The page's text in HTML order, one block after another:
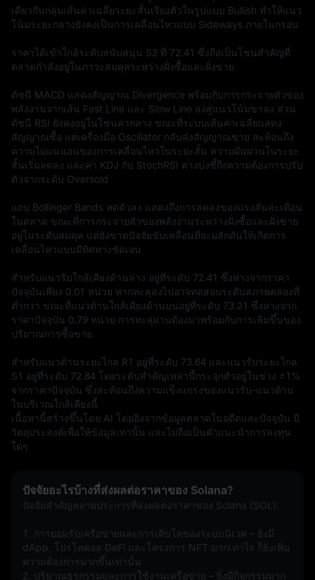
เดียวกันกลุ่มเส้นค่าเฉลี่ยระยะสั้นเรียงตัวในรูปแบบ Bullish ทำให้แนว
โน้มระยะกลางยังคงเป็นการเคลื่อนไหวแบบ Sideways ภายในกรอบ
ราคาได้เข้าใกล้ระดับสนับสนุน S2 ที่ 72.41 ซึ่งถือเป็นโซนสำคัญที่
ตลาดกำลังอยู่ในภาวะสมดุลระหว่างฝั่งซื้อและฝั่งขาย
ดัชนี MACD แสดงสัญญาณ Divergence พร้อมกับการกระจายตัวของ
พลังงานจากเส้น Fast Line และ Slow Line ลงสู่แนวโน้มขาลง ส่วน
ดัชนี RSI ยังคงอยู่ในโซนค่ากลาง ขณะที่ระบบเส้นค่าเฉลี่ยแสดง
สัญญาณซื้อ แต่เครื่องมือ Oscillator กลับส่งสัญญาณขาย สะท้อนถึง
ความไม่แน่นอนของการเคลื่อนไหวในระยะสั้น ความผันผวนในระยะ
สั้นเริ่มลดลง และค่า KDJ กับ StochRSI ต่างบ่งชี้ถึงความต้องการปรับ
ตัวจากระดับ Oversold
แถบ Bollinger Bands หดตัวลง แสดงถึงการลดลงของแรงสั่นสะเทือน
ในตลาด ขณะที่การกระจายตัวของพลังงานระหว่างฝั่งซื้อและฝั่งขาย
อยู่ในระดับสมดุล แต่ยังขาดปัจจัยขับเคลื่อนที่จะผลักดันให้เกิดการ
เคลื่อนไหวแบบมีทิศทางชัดเจน
สำหรับแนวรับใกล้เคียงด้านล่าง อยู่ที่ระดับ 72.41 ซึ่งห่างจากราคา
ปัจจุบันเพียง 0.01 หน่วย หากทะลุลงไปอาจทดสอบระดับสภาพคล่องที่
ต่ำกว่า ขณะที่แนวต้านใกล้เคียงด้านบนอยู่ที่ระดับ 73.21 ซึ่งห่างจาก
ราคาปัจจุบัน 0.79 หน่วย การทะลุผ่านต้องมาพร้อมกับการเพิ่มขึ้นของ
ปริมาณการซื้อขาย
สำหรับแนวต้านระยะไกล R1 อยู่ที่ระดับ 73.64 และแนวรับระยะไกล
S1 อยู่ที่ระดับ 72.84 โดยระดับสำคัญเหล่านี้กระจุกตัวอยู่ในช่วง ±1%
จากราคาปัจจุบัน ซึ่งสะท้อนถึงความแข็งแกร่งของแนวรับ-แนวต้าน
ในบริเวณใกล้เคียงนี้
เนื้อหานี้สร้างขึ้นโดย AI โดยอิงจากข้อมูลตลาดในอดีตและปัจจุบัน มี
วัตถุประสงค์เพื่อให้ข้อมูลเท่านั้น และไม่ถือเป็นคำแนะนำการลงทุน
ใดๆ
ปัจจัยอะไรบ้างที่ส่งผลต่อราคาของ Solana?
ปัจจัยสำคัญหลายประการที่ส่งผลต่อราคาของ Solana (SOL):
1. การยอมรับเครือข่ายและการเติบโตของระบบนิเวศ – ยิ่งมี
dApp, โปรโตคอล DeFi และโครงการ NFT มากเท่าไร ก็ยิ่งเพิ่ม
ความต้องการมากขึ้นเท่านั้น
2. ปริมาณธุรกรรมและการใช้งานเครือข่าย – ยิ่งมีกิจกรรมมาก